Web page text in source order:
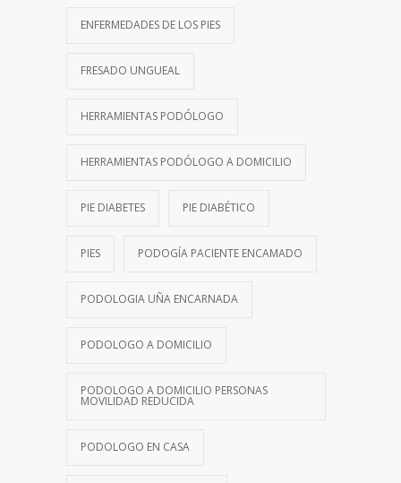
ENFERMEDADES DE LOS PIES
FRESADO UNGUEAL
HERRAMIENTAS PODÓLOGO
HERRAMIENTAS PODÓLOGO A DOMICILIO
PIE DIABETES PIE DIABÉTICO
PIES PODOGÍA PACIENTE ENCAMADO
PODOLOGIA UÑA ENCARNADA
PODOLOGO A DOMICILIO
PODOLOGO A DOMICILIO PERSONAS
MOVILIDAD REDUCIDA
PODOLOGO EN CASA